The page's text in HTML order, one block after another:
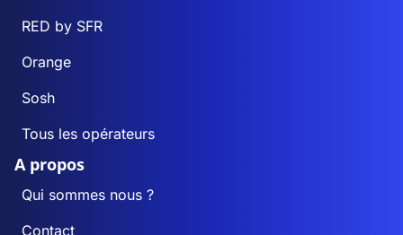
RED by SFR
Orange
Sosh
Tous les opérateurs
A propos
Qui sommes nous ?
Contact